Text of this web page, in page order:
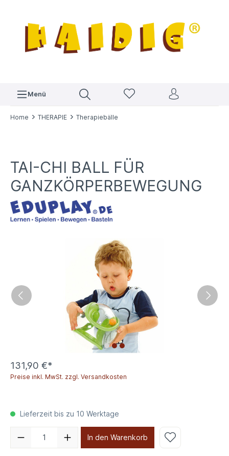
Menü
Home THERAPIE Therapiebälle
TAI-CHI BALL FÜR
GANZKÖRPERBEWEGUNG
131,90 €*
Preise inkl. MwSt. zzgl. Versandkosten
Lieferzeit bis zu 10 Werktage
In den Warenkorb